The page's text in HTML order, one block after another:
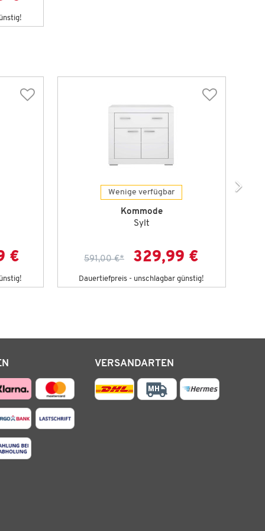
€
Wenige verfügbar
Kommode
Sylt
591,00 €* 329,99 €
Dauertiefpreis - unschlagbar günstig!
VERSANDARTEN